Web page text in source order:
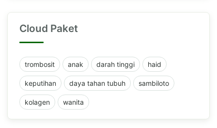
Cloud Paket
trombosit anak darah tinggi haid
keputihan daya tahan tubuh sambiloto
kolagen wanita